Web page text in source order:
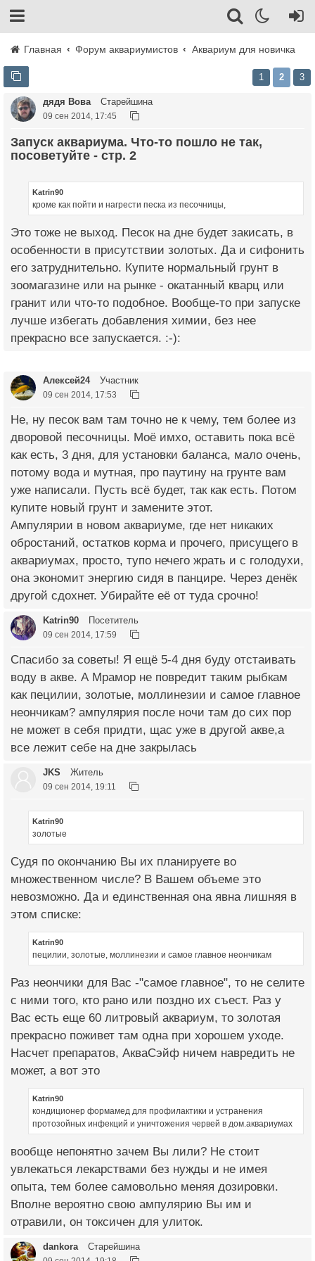
Главная Форум аквариумистов Аквариум для новичка
1 2 3
дядя Вова Старейшина
09 сен 2014, 17:45
Запуск аквариума. Что-то пошло не так,
посоветуйте - стр. 2
Katrin90
кроме как пойти и нагрести песка из песочницы,
Это тоже не выход. Песок на дне будет закисать, в
особенности в присутствии золотых. Да и сифонить
его затруднительно. Купите нормальный грунт в
зоомагазине или на рынке - окатанный кварц или
гранит или что-то подобное. Вообще-то при запуске
лучше избегать добавления химии, без нее
прекрасно все запускается. :-):
Алексей24 Участник
09 сен 2014, 17:53
Не, ну песок вам там точно не к чему, тем более из
дворовой песочницы. Моё имхо, оставить пока всё
как есть, 3 дня, для установки баланса, мало очень,
потому вода и мутная, про паутину на грунте вам
уже написали. Пусть всё будет, так как есть. Потом
купите новый грунт и замените этот.
Ампулярии в новом аквариуме, где нет никаких
обростаний, остатков корма и прочего, присущего в
аквариумах, просто, тупо нечего жрать и с голодухи,
она экономит энергию сидя в панцире. Через денёк
другой сдохнет. Убирайте её от туда срочно!
Katrin90 Посетитель
09 сен 2014, 17:59
Спасибо за советы! Я ещё 5-4 дня буду отстаивать
воду в акве. А Мрамор не повредит таким рыбкам
как пецилии, золотые, моллинезии и самое главное
неончикам? ампулярия после ночи там до сих пор
не может в себя придти, щас уже в другой акве,а
все лежит себе на дне закрылась
JKS Житель
09 сен 2014, 19:11
Katrin90
золотые
Судя по окончанию Вы их планируете во
множественном числе? В Вашем объеме это
невозможно. Да и единственная она явна лишняя в
этом списке:
Katrin90
пецилии, золотые, моллинезии и самое главное неончикам
Раз неончики для Вас -"самое главное", то не селите
с ними того, кто рано или поздно их съест. Раз у
Вас есть еще 60 литровый аквариум, то золотая
прекрасно поживет там одна при хорошем уходе.
Насчет препаратов, АкваСэйф ничем навредить не
может, а вот это
Katrin90
кондиционер формамед для профилактики и устранения
протозойных инфекций и уничтожения червей в дом.аквариумах
вообще непонятно зачем Вы лили? Не стоит
увлекаться лекарствами без нужды и не имея
опыта, тем более самовольно меняя дозировки.
Вполне вероятно свою ампулярию Вы им и
отравили, он токсичен для улиток.
dankora Старейшина